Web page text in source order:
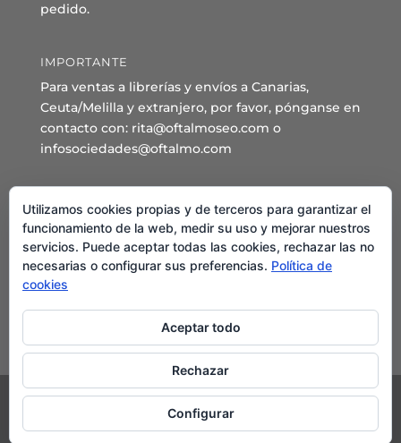
pedido.
IMPORTANTE
Para ventas a librerías y envíos a Canarias,
Ceuta/Melilla y extranjero, por favor, pónganse en
contacto con: rita@oftalmoseo.com o
infosociedades@oftalmo.com
Sede Administrativa y Secretaría General
C/ Arcipreste de Hita 14 – 1º Derecha.
28015 – Madrid
Teléfono: 91 544 80 35 - 91 544 58 79
Mail:
©2024 Sociedad Española de Oftalmología
Utilizamos cookies propias y de terceros para garantizar el
funcionamiento de la web, medir su uso y mejorar nuestros
servicios. Puede aceptar todas las cookies, rechazar las no
necesarias o configurar sus preferencias. Política de
cookies
Aceptar todo
Rechazar
Configurar